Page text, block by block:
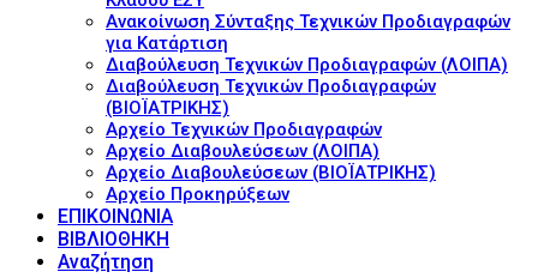
Ανακοίνωση Σύνταξης Τεχνικών Προδιαγραφών
για Κατάρτιση
Διαβούλευση Τεχνικών Προδιαγραφών (ΛΟΙΠΑ)
Διαβούλευση Τεχνικών Προδιαγραφών
(ΒΙΟΪΑΤΡΙΚΗΣ)
Αρχείο Τεχνικών Προδιαγραφών
Αρχείο Διαβουλεύσεων (ΛΟΙΠΑ)
Αρχείο Διαβουλεύσεων (ΒΙΟΪΑΤΡΙΚΗΣ)
Αρχείο Προκηρύξεων
ΕΠΙΚΟΙΝΩΝΙΑ
ΒΙΒΛΙΟΘΗΚΗ
Αναζήτηση